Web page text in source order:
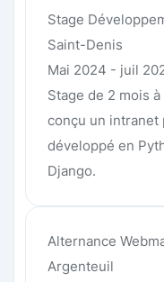
Stage
Saint-Denis
Mai 2024 - juil
Stage de 2 mois à
conçu un intranet
développé en
Django.
Alternance
Argenteuil